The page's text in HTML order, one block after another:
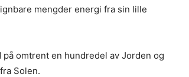
mengder energi fra sin lille
omtrent en hundredel av Jorden og
Solen.